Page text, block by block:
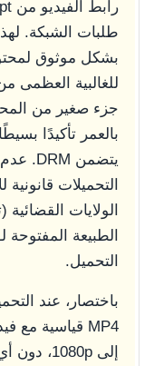
طلبات الشبكة.
للغالبية العظمى
جزء صغير من
بالعمر تأكيدًا
التحميلات
الولايات
التحميل.